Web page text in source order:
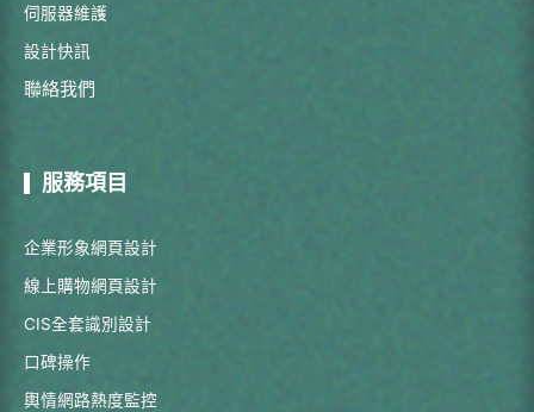
伺服器維護
設計快訊
聯絡我們
服務項目
企業形象網頁設計
線上購物網頁設計
CIS全套識別設計
口碑操作
輿情網路熱度監控